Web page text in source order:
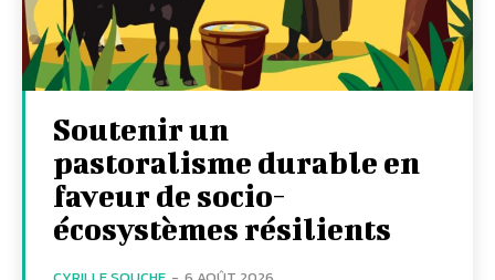
Soutenir un
pastoralisme durable en
faveur de socio-
écosystèmes résilients